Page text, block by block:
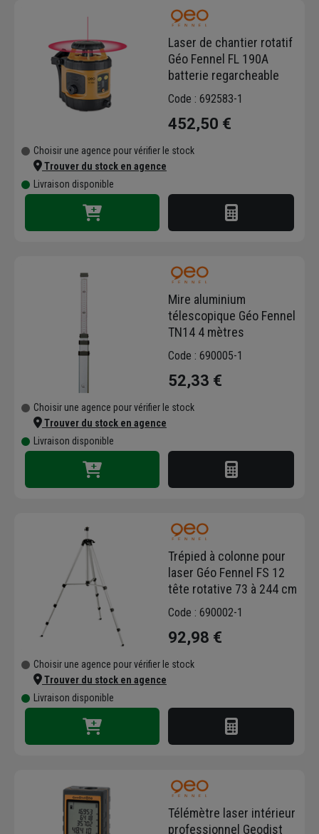
Laser de chantier rotatif
Géo Fennel FL 190A
batterie regarcheable
Code : 692583-1
452,50 €
Choisir une agence pour vérifier le stock
Trouver du stock en agence
Livraison disponible
Mire aluminium
télescopique Géo Fennel
TN14 4 mètres
Code : 690005-1
52,33 €
Choisir une agence pour vérifier le stock
Trouver du stock en agence
Livraison disponible
Trépied à colonne pour
laser Géo Fennel FS 12
tête rotative 73 à 244 cm
Code : 690002-1
92,98 €
Choisir une agence pour vérifier le stock
Trouver du stock en agence
Livraison disponible
Télémètre laser intérieur
professionnel Geodist